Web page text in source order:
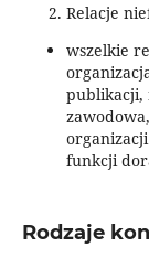
Relacje
wszelkie
publikacji,
funkcji
Rodzaje